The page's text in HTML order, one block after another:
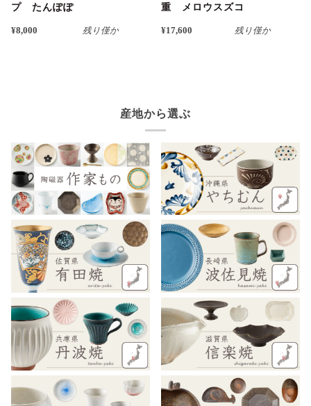
プ たんぽぽ
¥8,000 残り僅か
重 メロウスズコ
¥17,600 残り僅か
産地から選ぶ